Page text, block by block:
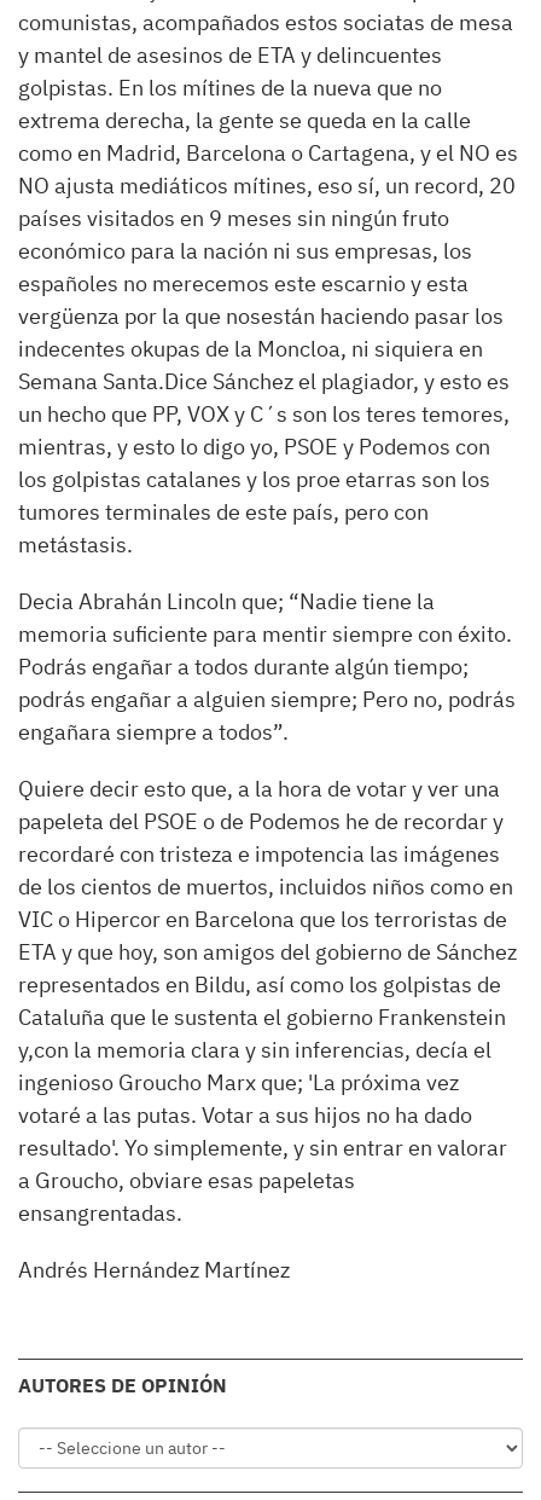
comunistas, acompañados estos sociatas de mesa
y mantel de asesinos de ETA y delincuentes
golpistas. En los mítines de la nueva que no
extrema derecha, la gente se queda en la calle
como en Madrid, Barcelona o Cartagena, y el NO es
NO ajusta mediáticos mítines, eso sí, un record, 20
países visitados en 9 meses sin ningún fruto
económico para la nación ni sus empresas, los
españoles no merecemos este escarnioy esta
vergüenza por la que nosestán haciendo pasar los
indecentes okupas de la Moncloa, ni siquiera en
Semana Santa.Dice Sánchez el plagiador, y esto es
un hecho que PP, VOX y C´s son los teres temores,
mientras, y esto lo digo yo, PSOE y Podemos con
los golpistas catalanes y los proe etarras son los
tumores terminales de este país, pero con
metástasis.
Decia Abrahán Lincoln que; “Nadie tiene la
memoria suficiente para mentir siempre con éxito.
Podrás engañar a todos durante algún tiempo;
podrás engañar a alguien siempre; Pero no, podrás
engañara siempre a todos”.
Quiere decir esto que, a la hora de votar y ver una
papeleta del PSOE o de Podemos he de recordar y
recordaré con tristeza e impotencia las imágenes
de los cientos de muertos, incluidos niños como en
VIC o Hipercoren Barcelona que los terroristas de
ETA y que hoy, son amigos del gobierno de Sánchez
representados en Bildu, así como los golpistas de
Cataluña que le sustenta el gobierno Frankenstein
y,con la memoria clara y sin inferencias, decía el
ingenioso Groucho Marx que; 'La próxima vez
votaré a las putas. Votar a sus hijos no ha dado
resultado'. Yo simplemente, y sin entrar en valorar
a Groucho, obviare esas papeletas
ensangrentadas.
Andrés Hernández Martínez
AUTORES DE OPINIÓN